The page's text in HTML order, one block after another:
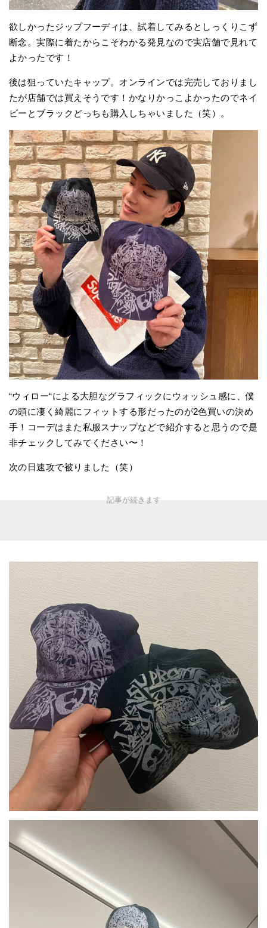
欲しかったジップフーディは、試着してみるとしっくりこず
断念。実際に着たからこそわかる発見なので実店舗で見れて
よかったです！
後は狙っていたキャップ。オンラインでは完売しておりまし
たが店舗では買えそうです！かなりかっこよかったのでネイ
ビーとブラックどっちも購入しちゃいました（笑）。
“ウィロー“による大胆なグラフィックにウォッシュ感に、僕
の頭に凄く綺麗にフィットする形だったのが2色買いの決め
手！コーデはまた私服スナップなどで紹介すると思うので是
非チェックしてみてください〜！
次の日速攻で被りました（笑）